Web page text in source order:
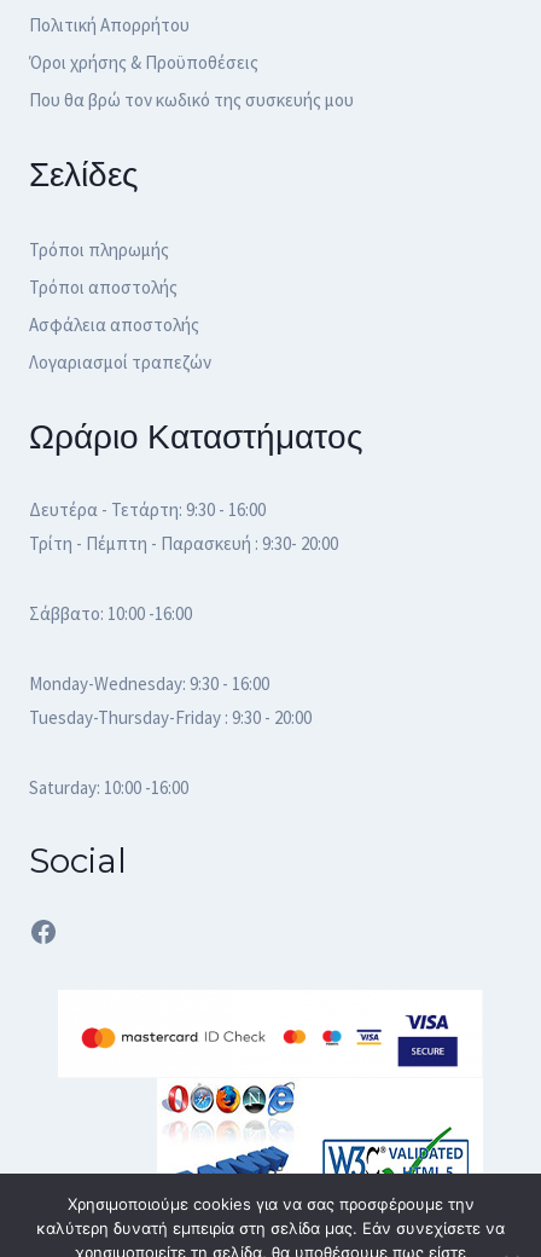
Πολιτική Απορρήτου
Όροι χρήσης & Προϋποθέσεις
Που θα βρώ τον κωδικό της συσκευής μου
Σελίδες
Τρόποι πληρωμής
Τρόποι αποστολής
Ασφάλεια αποστολής
Λογαριασμοί τραπεζών
Ωράριο Καταστήματος
Δευτέρα - Τετάρτη: 9:30 - 16:00
Τρίτη - Πέμπτη - Παρασκευή : 9:30- 20:00
Σάββατο: 10:00 -16:00
Monday-Wednesday: 9:30 - 16:00
Tuesday-Thursday-Friday : 9:30 - 20:00
Saturday: 10:00 -16:00
Social
Facebook
Χρησιμοποιούμε cookies για να σας προσφέρουμε την
καλύτερη δυνατή εμπειρία στη σελίδα μας. Εάν συνεχίσετε να
χρησιμοποιείτε τη σελίδα, θα υποθέσουμε πως είστε